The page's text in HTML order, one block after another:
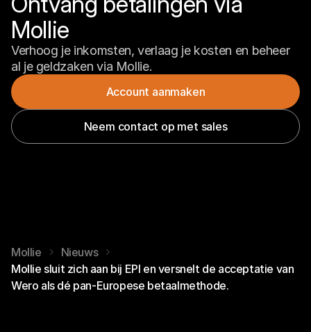
Mollie
Verhoog je inkomsten, verlaag je kosten en beheer
al je geldzaken via Mollie.
Account aanmaken
Neem contact op met sales
Mollie
Nieuws
Mollie sluit zich aan bij EPI en versnelt de acceptatie van
Wero als dé pan-Europese betaalmethode.